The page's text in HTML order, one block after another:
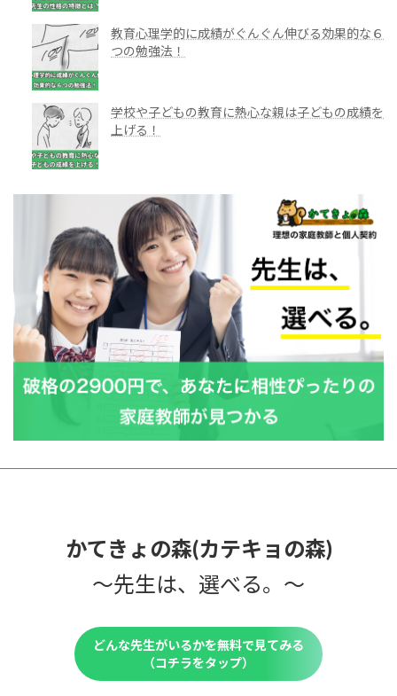
教育心理学的に成績がぐんぐん伸びる効果的な６
つの勉強法！
学校や子どもの教育に熱心な親は子どもの成績を
上げる！
かてきょの森(カテキョの森)
〜先生は、選べる。〜
どんな先生がいるかを無料で見てみる
（コチラをタップ）